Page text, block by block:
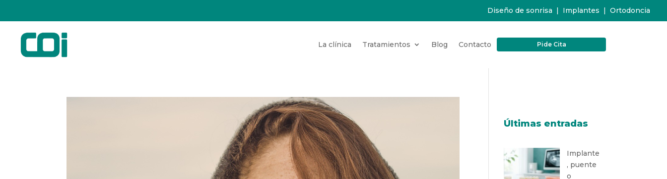
Diseño de sonrisa | Implantes |Ortodoncia
La clínica Tratamientos Blog Contacto Pide Cita
Últimas entradas
Implante
, puente
o